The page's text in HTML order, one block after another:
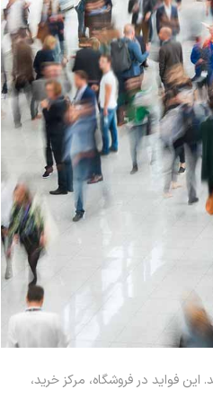
فواید در فروشگاه، مرکز خرید،